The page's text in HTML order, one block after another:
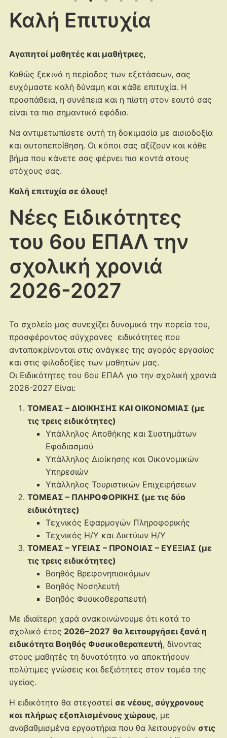
Καλή Επιτυχία
Αγαπητοί μαθητές και μαθήτριες,
Καθώς ξεκινά η περίοδος των εξετάσεων, σας
ευχόμαστε καλή δύναμη και κάθε επιτυχία. Η
προσπάθεια, η συνέπεια και η πίστη στον εαυτό σας
είναι τα πιο σημαντικά εφόδια.
Να αντιμετωπίσετε αυτή τη δοκιμασία με αισιοδοξία
και αυτοπεποίθηση. Οι κόποι σας αξίζουν και κάθε
βήμα που κάνετε σας φέρνει πιο κοντά στους
στόχους σας.
Καλή επιτυχία σε όλους!
Νέες Ειδικότητες
του 6ου ΕΠΑΛ την
σχολική χρονιά
2026-2027
Το σχολείο μας συνεχίζει δυναμικά την πορεία του,
προσφέροντας σύγχρονες ειδικότητες που
ανταποκρίνονται στις ανάγκες της αγοράς εργασίας
και στις φιλοδοξίες των μαθητών μας.
Οι Ειδικότητες του 6ου ΕΠΑΛ για την σχολική χρονιά
2026-2027 Είναι:
ΤΟΜΕΑΣ – ΔΙΟΙΚΗΣΗΣ ΚΑΙ ΟΙΚΟΝΟΜΙΑΣ (με
τις τρεις ειδικότητες)
Υπάλληλος Αποθήκης και Συστημάτων
Εφοδιασμού
Υπάλληλος Διοίκησης και Οικονομικών
Υπηρεσιών
Υπάλληλος Τουριστικών Επιχειρήσεων
ΤΟΜΕΑΣ – ΠΛΗΡΟΦΟΡΙΚΗΣ (με τις δύο
ειδικότητες)
Τεχνικός Εφαρμογών Πληροφορικής
Τεχνικός Η/Υ και Δικτύων Η/Υ
ΤΟΜΕΑΣ – ΥΓΕΙΑΣ – ΠΡΟΝΟΙΑΣ – ΕΥΕΞΙΑΣ (με
τις τρεις ειδικότητες)
Βοηθός Βρεφονηπιοκόμων
Βοηθός Νοσηλευτή
Βοηθός Φυσικοθεραπευτή
Με ιδιαίτερη χαρά ανακοινώνουμε ότι κατά το
σχολικό έτος 2026–2027 θα λειτουργήσει ξανά η
ειδικότητα Βοηθός Φυσικοθεραπευτή, δίνοντας
στους μαθητές τη δυνατότητα να αποκτήσουν
πολύτιμες γνώσεις και δεξιότητες στον τομέα της
υγείας.
Η ειδικότητα θα στεγαστεί σε νέους, σύγχρονους
και πλήρως εξοπλισμένους χώρους, με
αναβαθμισμένα εργαστήρια που θα λειτουργούν στις